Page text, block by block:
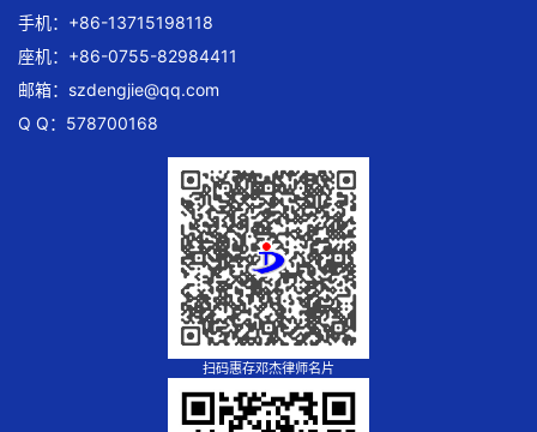
手机：+86-13715198118
座机：+86-0755-82984411
邮箱： szdengjie@qq.com
Q Q：578700168
扫码惠存邓杰律师名片